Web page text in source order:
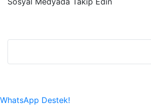
WhatsApp Destek!